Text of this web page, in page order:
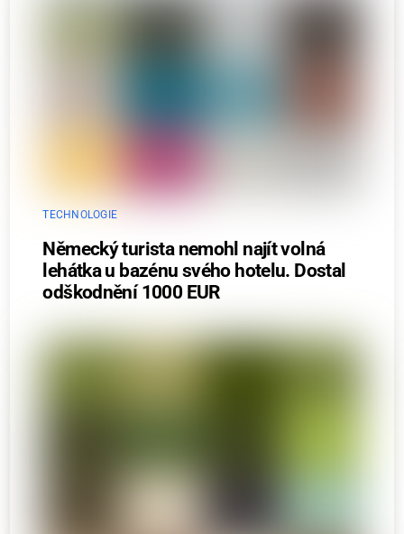
TECHNOLOGIE
Německý turista nemohl najít volná
lehátka u bazénu svého hotelu. Dostal
odškodnění 1000 EUR